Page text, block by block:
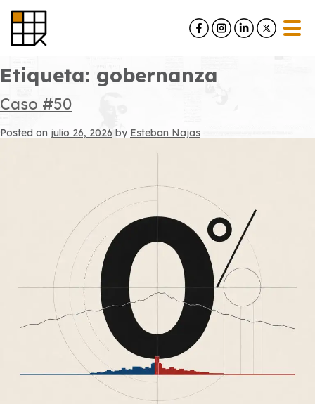
content
Etiqueta: gobernanza
Caso #50
Posted on julio 26, 2026 by Esteban Najas